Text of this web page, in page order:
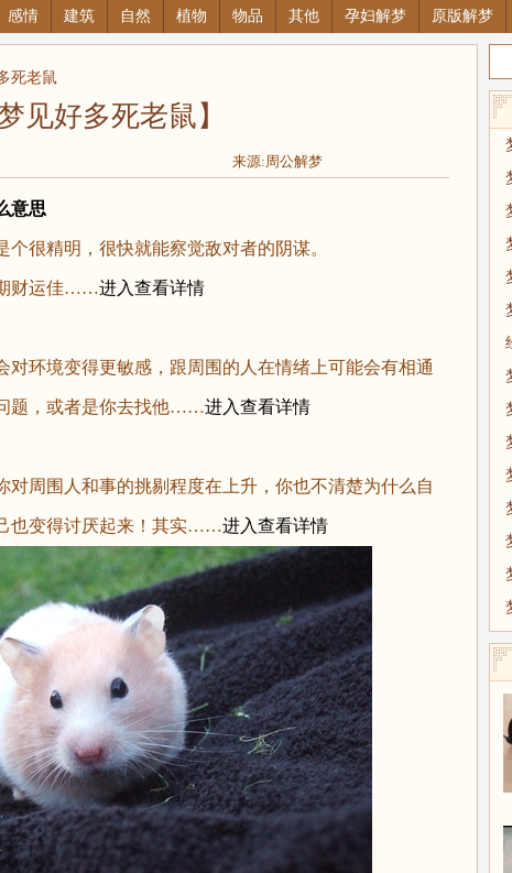
感情 建筑 自然 植物 物品 其他 孕妇解梦 原版解梦
死老鼠
梦见好多死老鼠】
来源:周公解梦
意思
很精明，很快就能察觉敌对者的阴谋。
财运佳……进入查看详情
环境变得更敏感，跟周围的人在情绪上可能会有相通
题，或者是你去找他……进入查看详情
周围人和事的挑剔程度在上升，你也不清楚为什么自
也变得讨厌起来！其实……进入查看详情